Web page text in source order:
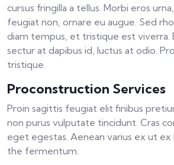
cursus fringilla a tellus. Morbi eros
feugiat non, ornare eu augue. Sed
diam tempus, et tristique est viverra.
sectur at dapibus id, luctus at odio.
tristique.
Proconstruction Services
Proin sagittis feugiat elit finibus
non purus vulputate tincidunt. Cras
eget egestas. Aenean varius ex ut
the fermentum.